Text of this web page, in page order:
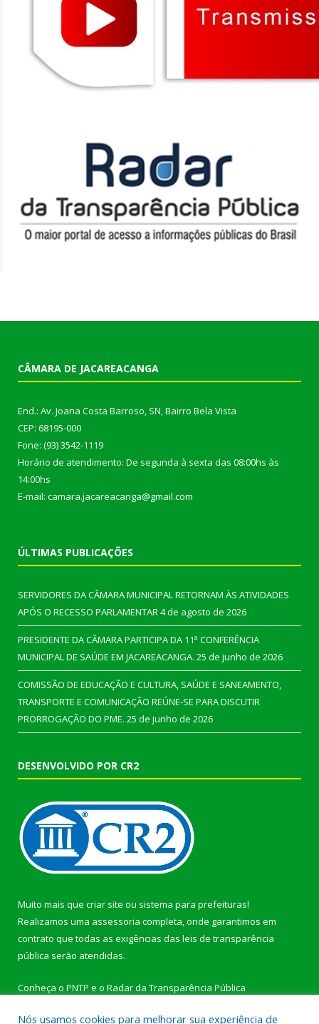
CÂMARA DE JACAREACANGA
End.: Av. Joana Costa Barroso, SN, Bairro Bela Vista
CEP: 68195-000
Fone: (93) 3542-1119
Horário de atendimento: De segunda à sexta das 08:00hs às
14:00hs
E-mail: camara.jacareacanga@gmail.com
ÚLTIMAS PUBLICAÇÕES
SERVIDORES DA CÂMARA MUNICIPAL RETORNAM ÀS ATIVIDADES
APÓS O RECESSO PARLAMENTAR4 de agosto de 2026
PRESIDENTE DA CÂMARA PARTICIPA DA 11ª CONFERÊNCIA
MUNICIPAL DE SAÚDE EM JACAREACANGA. 25 de junho de 2026
COMISSÃO DE EDUCAÇÃO E CULTURA, SAÚDE E SANEAMENTO,
TRANSPORTE E COMUNICAÇÃO REÚNE-SE PARA DISCUTIR
PRORROGAÇÃO DO PME. 25 de junho de 2026
DESENVOLVIDO POR CR2
Muito mais que criar site ou sistema para prefeituras!
Realizamos uma assessoria completa, onde garantimos em
contrato que todas as exigências das leis de transparência
pública serão atendidas.
Conheça o PNTP e o Radar da Transparência Pública
Nós usamos cookies para melhorar sua experiência de